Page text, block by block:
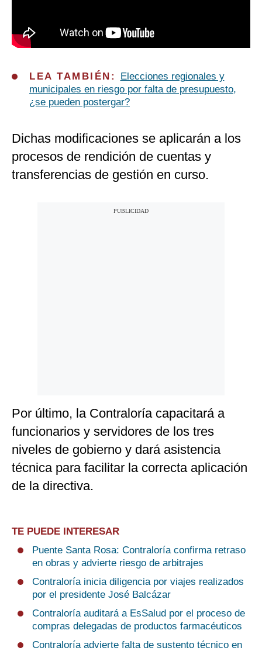
LEA TAMBIÉN:
Elecciones regionales y
municipales en riesgo por falta de presupuesto,
¿se pueden postergar?
Dichas modificaciones se aplicarán a los
procesos de rendición de cuentas y
transferencias de gestión en curso.
Por último, la Contraloría capacitará a
funcionarios y servidores de los tres
niveles de gobierno y dará asistencia
técnica para facilitar la correcta aplicación
de la directiva.
TE PUEDE INTERESAR
Puente Santa Rosa: Contraloría confirma retraso
en obras y advierte riesgo de arbitrajes
Contraloría inicia diligencia por viajes realizados
por el presidente José Balcázar
Contraloría auditará a EsSalud por el proceso de
compras delegadas de productos farmacéuticos
Contraloría advierte falta de sustento técnico en